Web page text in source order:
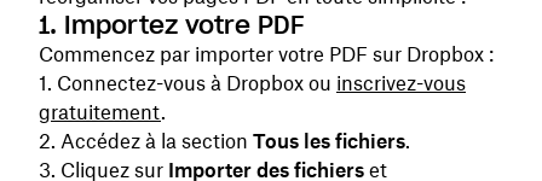
1. Importez votre PDF
Commencez par importer votre PDF sur Dropbox :
Connectez-vous à Dropbox ou inscrivez-vous
gratuitement.
Accédez à la section Tous les fichiers.
Cliquez sur Importer des fichiers et